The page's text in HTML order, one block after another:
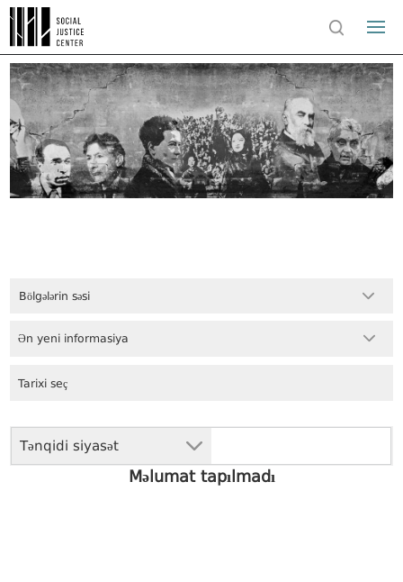
Bölgələrin səsi
Tənqidi siyasət
Ən yeni informasiya
Məlumat tapılmadı